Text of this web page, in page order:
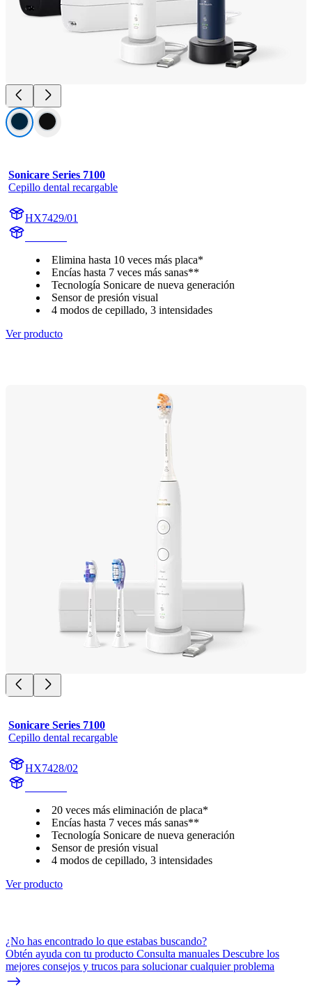
Sonicare Series 7100
Cepillo dental recargable
HX7429/01
Elimina hasta 10 veces más placa*
Encías hasta 7 veces más sanas**
Tecnología Sonicare de nueva generación
Sensor de presión visual
4 modos de cepillado, 3 intensidades
Ver producto
Sonicare Series 7100
Cepillo dental recargable
HX7428/02
20 veces más eliminación de placa*
Encías hasta 7 veces más sanas**
Tecnología Sonicare de nueva generación
Sensor de presión visual
4 modos de cepillado, 3 intensidades
Ver producto
¿No has encontrado lo que estabas buscando?
Obtén ayuda con tu producto Consulta manuales Descubre los
mejores consejos y trucos para solucionar cualquier problema